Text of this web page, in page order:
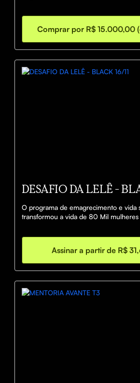
aprendizados e expansão — onde
Comprar por R$ 15.000,00
DESAFIO DA LELÊ -
O programa de emagrecimento e vida
transformou a vida de 80 Mil mulheres
Assinar a partir de R$